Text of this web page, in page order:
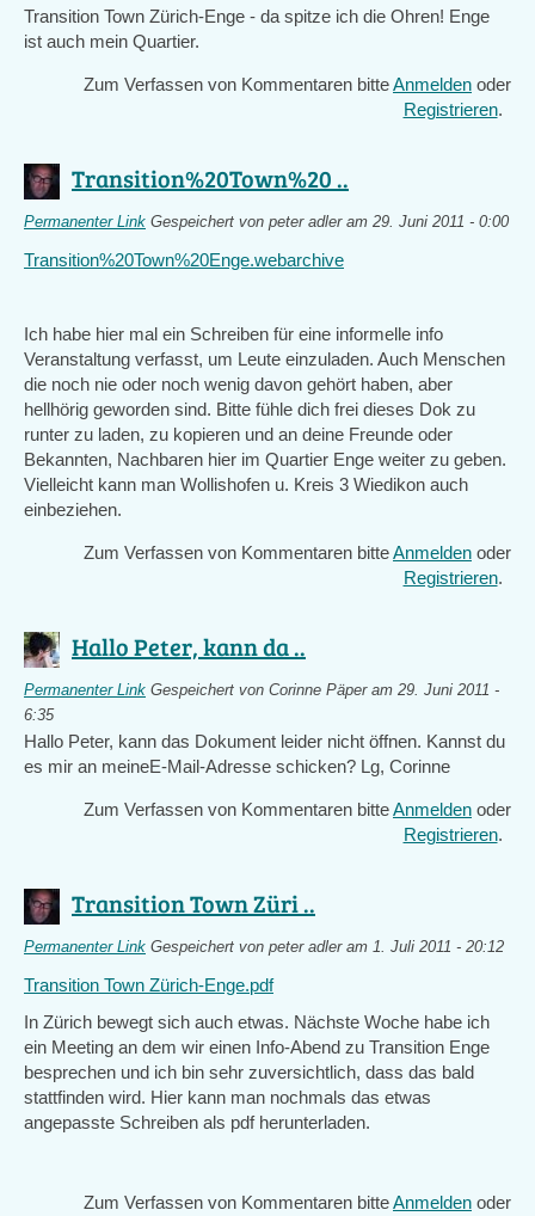
Transition Town Zürich-Enge - da spitze ich die Ohren! Enge
ist auch mein Quartier.
Zum Verfassen von Kommentaren bitteAnmelden oder
Registrieren.
Transition%20Town%20 ..
Permanenter Link Gespeichert von peter adleram 29. Juni 2011 - 0:00
Transition%20Town%20Enge.webarchive
Ich habe hier mal ein Schreiben für eine informelle info
Veranstaltung verfasst, um Leute einzuladen. Auch Menschen
die noch nie oder noch wenig davon gehört haben, aber
hellhörig geworden sind. Bitte fühle dich frei dieses Dok zu
runter zu laden, zu kopieren und an deine Freunde oder
Bekannten, Nachbaren hier im Quartier Enge weiter zu geben.
Vielleicht kann man Wollishofen u. Kreis 3 Wiedikon auch
einbeziehen.
Zum Verfassen von Kommentaren bitteAnmelden oder
Registrieren.
Hallo Peter, kann da ..
Permanenter Link Gespeichert von Corinne Päperam 29. Juni 2011 -
6:35
Hallo Peter, kann das Dokument leider nicht öffnen. Kannst du
es mir an meineE-Mail-Adresse schicken? Lg, Corinne
Zum Verfassen von Kommentaren bitteAnmelden oder
Registrieren.
Transition Town Züri ..
Permanenter Link Gespeichert von peter adleram 1. Juli 2011 - 20:12
Transition Town Zürich-Enge.pdf
In Zürich bewegt sich auch etwas. Nächste Woche habe ich
ein Meeting an dem wir einen Info-Abend zu Transition Enge
besprechen und ich bin sehr zuversichtlich, dass das bald
stattfinden wird. Hier kann man nochmals das etwas
angepasste Schreiben als pdf herunterladen.
Zum Verfassen von Kommentaren bitteAnmelden oder